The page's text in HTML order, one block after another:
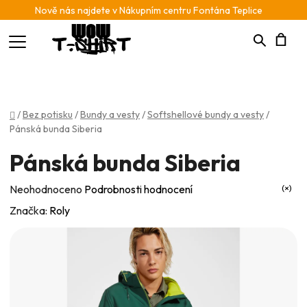
Nově nás najdete v Nákupním centru Fontána Teplice
Hledat
Domů
/Bez potisku /Bundy a vesty/Softshellové bundy a vesty/
Pánská bunda Siberia
Pánská bunda Siberia
Průměrné
hodnocení
Neohodnoceno Podrobnosti hodnocení
Značka: Roly